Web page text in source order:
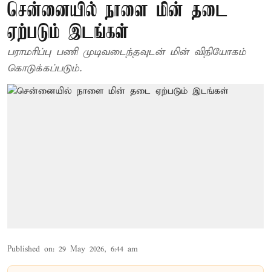
சென்னையில் நாளை மின் தடை
ஏற்படும் இடங்கள்
பராமரிப்பு பணி முடிவடைந்தவுடன் மின் விநியோகம்
கொடுக்கப்படும்.
Published on: 29 May 2026, 6:44 am